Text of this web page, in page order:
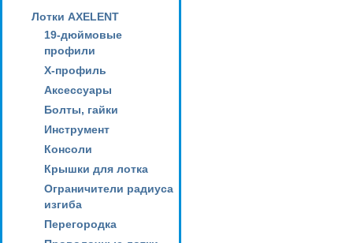
Лотки AXELENT
19-дюймовые
профили
X-профиль
Аксессуары
Болты, гайки
Инструмент
Консоли
Крышки для лотка
Ограничители радиуса
изгиба
Перегородка